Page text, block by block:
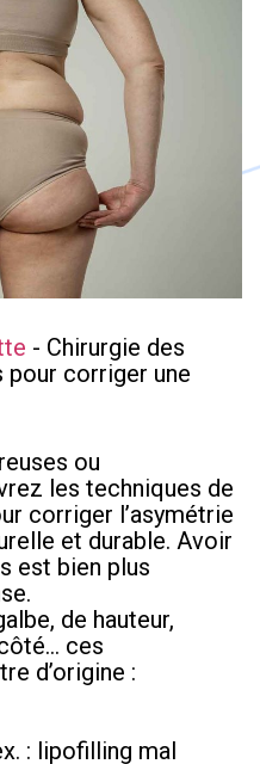
- Chirurgie des
corriger une
ou
les techniques de
corriger l’asymétrie
et durable. Avoir
est bien plus
de hauteur,
ces
d’origine :
: lipofilling mal